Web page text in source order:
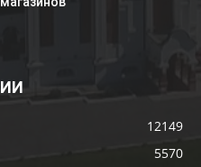
12149
5570